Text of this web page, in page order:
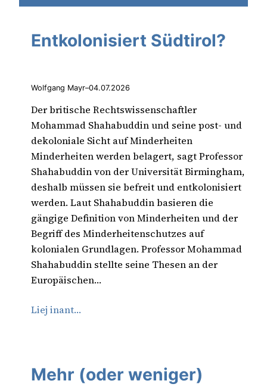
Entkolonisiert Südtirol?
Wolfgang Mayr–04.07.2026
Der britische Rechtswissenschaftler
Mohammad Shahabuddin und seine post- und
dekoloniale Sicht auf Minderheiten
Minderheiten werden belagert, sagt Professor
Shahabuddin von der Universität Birmingham,
deshalb müssen sie befreit und entkolonisiert
werden. Laut Shahabuddin basieren die
gängige Definition von Minderheiten und der
Begriff des Minderheitenschutzes auf
kolonialen Grundlagen. Professor Mohammad
Shahabuddin stellte seine Thesen an der
Europäischen…
Liej inant…
Mehr (oder weniger)